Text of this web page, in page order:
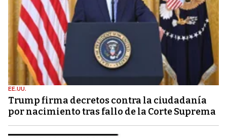
EE.UU.
Trump firma decretos contra la ciudadanía
por nacimiento tras fallo de la Corte Suprema